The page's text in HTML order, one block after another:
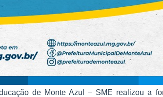
de Monte Azul – SME realizou a